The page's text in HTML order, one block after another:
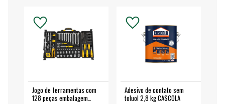
Jogo de ferramentas com
128 peças embalagem
Adesivo de contato sem
toluol 2,8 kg CASCOLA